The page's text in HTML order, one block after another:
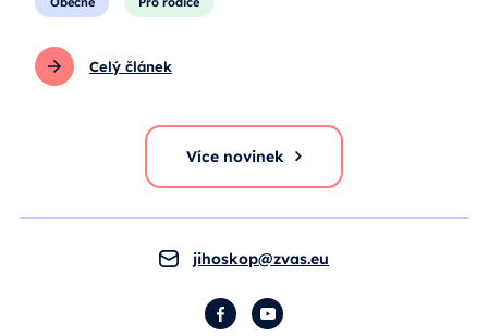
Celý článek
Více novinek
jihoskop@zvas.eu
FacebookYouTube